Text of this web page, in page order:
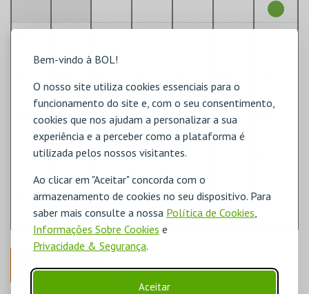
Bem-vindo à BOL!
O nosso site utiliza cookies essenciais para o
funcionamento do site e, com o seu consentimento,
cookies que nos ajudam a personalizar a sua
experiência e a perceber como a plataforma é
utilizada pelos nossos visitantes.
Ao clicar em "Aceitar" concorda com o
armazenamento de cookies no seu dispositivo. Para
saber mais consulte a nossa Política de Cookies
Informações Sobre Cookies e
Privacidade & Segurança.
Aceitar
6 7 8 9 10 11 12
21 22 23 24 25
28 29 30 1
5 6 7 8 9 10
ANTERIOR